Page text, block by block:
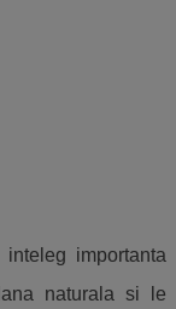
importanta
naturala si le